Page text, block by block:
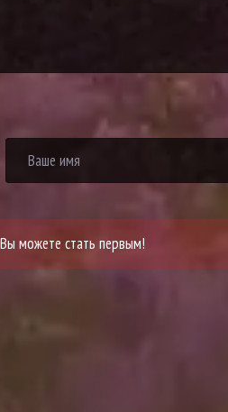
можете стать первым!